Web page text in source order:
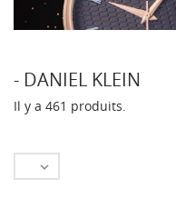
- DANIEL KLEIN
Il y a 461 produits.
